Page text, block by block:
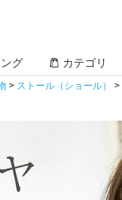
グ カテゴリ
ストール（ショール）